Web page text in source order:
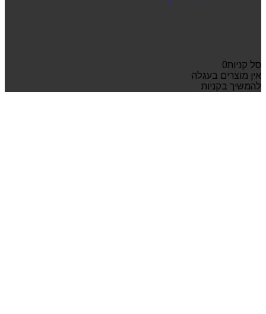
סל קניות0
אין מוצרים בעגלה
להמשיך בקניות